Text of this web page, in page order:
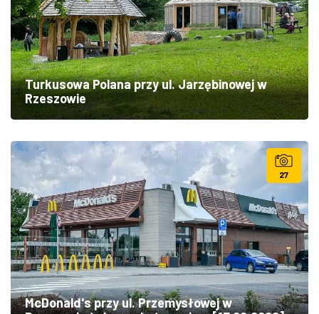
Turkusowa Polana przy ul. Jarzębinowej w
Rzeszowie
27
McDonald's przy ul. Przemysłowej w